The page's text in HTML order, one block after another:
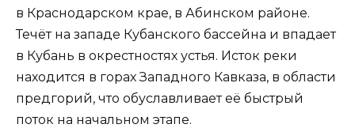
в Краснодарском крае, в Абинском районе.
Течёт на западе Кубанского бассейна и впадает
в Кубань в окрестностях устья. Исток реки
находится в горах Западного Кавказа, в области
предгорий, что обуславливает её быстрый
поток на начальном этапе.